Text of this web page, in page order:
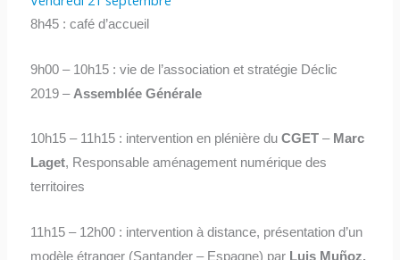
8h45 : café d’accueil
9h00 – 10h15 : vie de l’association et stratégie Déclic
2019 – Assemblée Générale
10h15 – 11h15 : intervention en plénière duCGET – Marc
Laget, Responsable aménagement numérique des
territoires
11h15 – 12h00 : intervention à distance, présentation d’un
modèle étranger (Santander – Espagne) par Luis Muñoz.